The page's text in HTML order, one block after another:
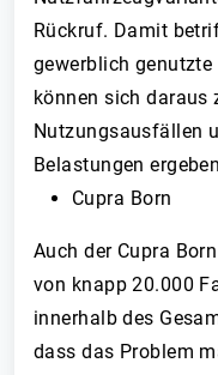
Rückruf. Damit
gewerblich genutzte
können sich daraus
Nutzungsausfällen
Belastungen
Cupra Born
Auch der Cupra
von knapp 20.000
innerhalb des
dass das Problem